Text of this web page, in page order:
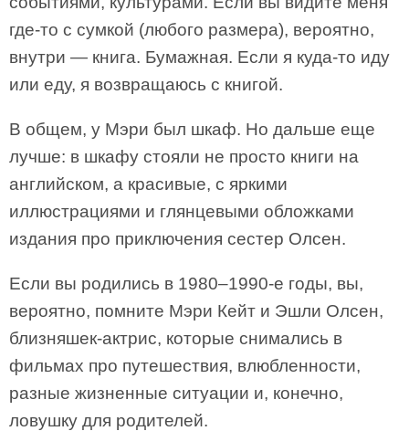
где-то с сумкой (любого размера), вероятно,
внутри — книга. Бумажная. Если я куда-то иду
или еду, я возвращаюсь с книгой.
В общем, у Мэри был шкаф. Но дальше еще
лучше: в шкафу стояли не просто книги на
английском, а красивые, с яркими
иллюстрациями и глянцевыми обложками
издания про приключения сестер Олсен.
Если вы родились в 1980–1990-е годы, вы,
вероятно, помните Мэри Кейт и Эшли Олсен,
близняшек-актрис, которые снимались в
фильмах про путешествия, влюбленности,
разные жизненные ситуации и, конечно,
ловушку для родителей.